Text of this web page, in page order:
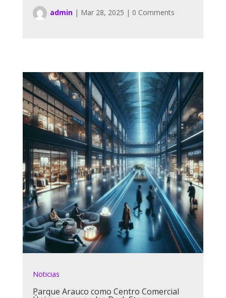
admin| Mar 28, 2025 | 0 Comments
Noticias
Parque Arauco como Centro Comercial